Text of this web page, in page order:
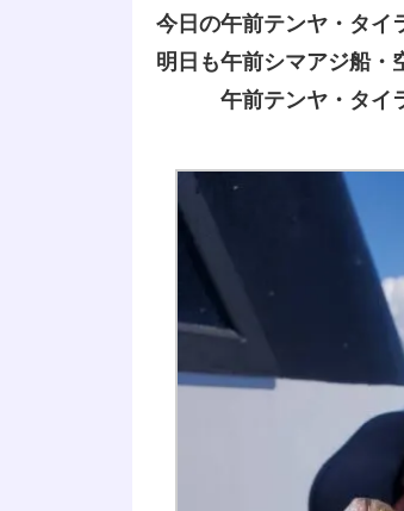
今日の午前テンヤ・タイ
明日も午前シマアジ船・
午前テンヤ・タイラ